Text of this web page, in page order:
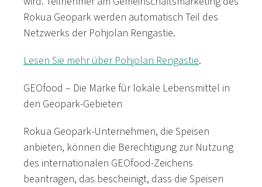
Rokua Geopark werden automatisch Teil des
Netzwerks der Pohjolan Rengastie.
Lesen Sie mehr über Pohjolan Rengastie.
GEOfood – Die Marke für lokale Lebensmittel in
den Geopark-Gebieten
Rokua Geopark-Unternehmen, die Speisen
anbieten, können die Berechtigung zur Nutzung
des internationalen GEOfood-Zeichens
beantragen, das bescheinigt, dass die Speisen